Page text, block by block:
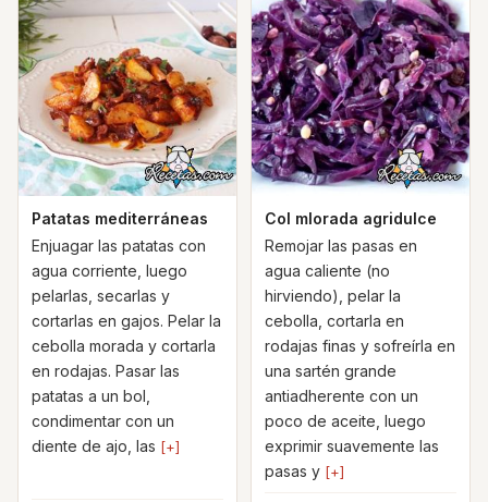
Patatas mediterráneas
Enjuagar las patatas con
agua corriente, luego
pelarlas, secarlas y
cortarlas en gajos. Pelar la
cebolla morada y cortarla
en rodajas. Pasar las
patatas a un bol,
condimentar con un
diente de ajo, las [+]
Col mlorada agridulce
Remojar las pasas en
agua caliente (no
hirviendo), pelar la
cebolla, cortarla en
rodajas finas y sofreírla en
una sartén grande
antiadherente con un
poco de aceite, luego
exprimir suavemente las
pasas y [+]